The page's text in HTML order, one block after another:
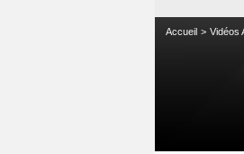
Accueil Vidéos